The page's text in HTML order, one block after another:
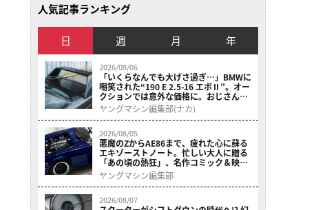
人気記事ランキング
日 週 月 年
2026/08/06
「いくらなんでも大げさ過ぎ…」BMWに
嘲笑された“190 E 2.5-16 エボⅡ”。オー
クションでは意外な価格に。おじさん達
が少年だった頃の憧れのクルマを深堀り
ヤングマシン編集部(ナカ)
2026/08/05
悪魔のZからAE86まで、疲れた心に蘇る
エキゾーストノート。忙しい大人に贈る
「あの頃の熱狂」、名作コミック＆映画
の愛機たちが東京駅地下に期間限定で集
結！
ヤングマシン編集部
2026/08/07